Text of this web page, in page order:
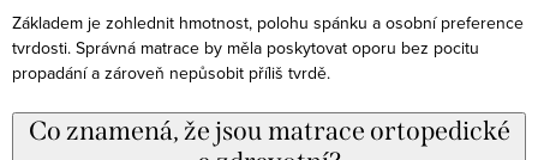
Základem je zohlednit hmotnost, polohu spánku a osobní preference
tvrdosti. Správná matrace by měla poskytovat oporu bez pocitu
propadání a zároveň nepůsobit příliš tvrdě.
Co znamená, že jsou matrace ortopedické